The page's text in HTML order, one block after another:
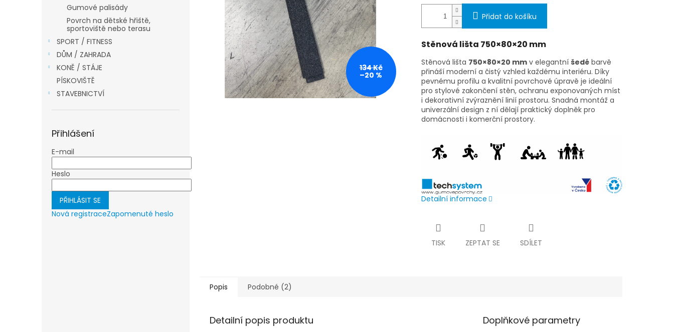
Gumové palisády
Povrch na dětské hřiště,
sportoviště nebo terasu
SPORT / FITNESS
DŮM / ZAHRADA
KONĚ / STÁJE
PÍSKOVIŠTĚ
STAVEBNICTVÍ
Přihlášení
E-mail
Heslo
PŘIHLÁSIT SE
Nová registraceZapomenuté heslo
134 Kč
–20 %
Přidat do košíku
Stěnová lišta 750×80×20 mm
Stěnová lišta 750×80×20 mmv elegantní šedébarvě
přináší moderní a čistý vzhled každému interiéru. Díky
pevnému profilu a kvalitní povrchové úpravě je ideální
pro stylové zakončení stěn, ochranu exponovaných míst
i dekorativní zvýraznění linií prostoru. Snadná montáž a
univerzální design z ní dělají praktický doplněk pro
domácnosti i komerční prostory.
Detailní informace
TISK ZEPTAT SE SDÍLET
Popis Podobné (2)
Detailní popis produktu
Doplňkové parametry